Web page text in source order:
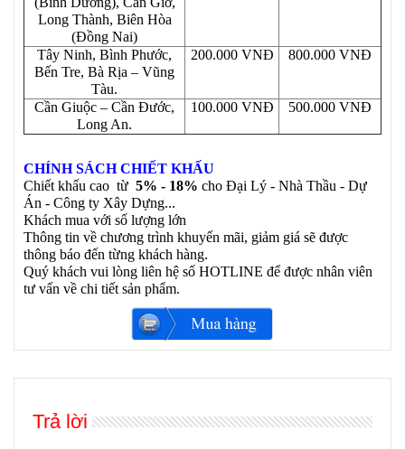
Long Thành, Biên Hòa
(Đồng Nai)
Tây Ninh, Bình Phước,
Bến Tre, Bà Rịa – Vũng
Tàu.
200.000 VNĐ 800.000 VNĐ
Cần Giuộc – Cần Đước,
Long An.
100.000 VNĐ 500.000 VNĐ
CHÍNH SÁCH CHIẾT KHẤU
Chiết khấu cao từ 5% - 18% cho Đại Lý - Nhà Thầu - Dự
Án - Công ty Xây Dựng...
Khách mua với số lượng lớn
Thông tin về chương trình khuyến mãi, giảm giá sẽ được
thông báo đến từng khách hàng.
Quý khách vui lòng liên hệ số HOTLINE để được nhân viên
tư vấn về chi tiết sản phẩm.
Trả lời